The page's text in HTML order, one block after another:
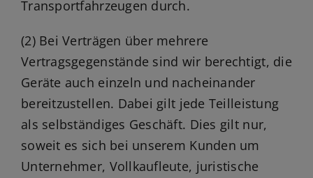
Transportfahrzeugen durch.
(2) Bei Verträgen über mehrere
Vertragsgegenstände sind wir berechtigt, die
Geräte auch einzeln und nacheinander
bereitzustellen. Dabei gilt jede Teilleistung
als selbständiges Geschäft. Dies gilt nur,
soweit es sich bei unserem Kunden um
Unternehmer, Vollkaufleute, juristische